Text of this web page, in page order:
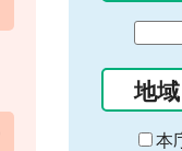
の
始
ま
地域
本